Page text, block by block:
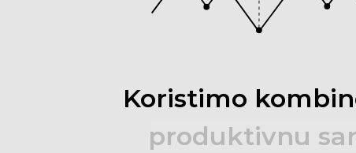
Koristimo
produktivnu